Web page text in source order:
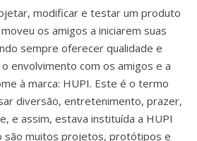
modificar e testar um produto
os amigos a iniciarem suas
sempre oferecer qualidade e
o envolvimento com os amigos e a
à marca: HUPI. Este é o termo
diversão, entretenimento, prazer,
e assim, estava instituída a HUPI
são muitos projetos, protótipos e